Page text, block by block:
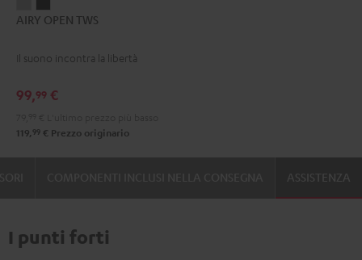
OPEN
Moon
OPEN
Night
AIRY OPEN TWS
Il suono incontra la libertà
99,99 €
119, 99 € Prezzo originario
ASSISTENZA
I punti forti